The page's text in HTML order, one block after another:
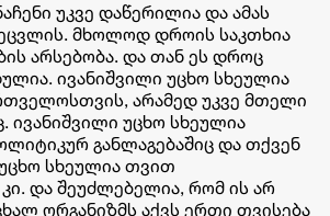
უკვე დაწერილია და ამას
მხოლოდ დროის საკთხია
არსებობა. და თან ეს დროც
ივანიშვილი უცხო სხეულია
არამედ უკვე მთელი
ივანიშვილი უცხო სხეულია
განლაგებაშიც და თქვენ
სხეულია თვით
და შეუძლებელია, რომ ის არ
ორგანიზმს აქვს ერთი თვისება